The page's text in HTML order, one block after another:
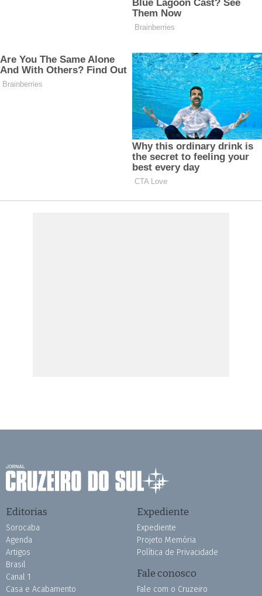
Editorias
Sorocaba
Agenda
Artigos
Brasil
Canal 1
Casa e Acabamento
Expediente
Expediente
Projeto Memória
Política de Privacidade
Fale conosco
Fale com o Cruzeiro